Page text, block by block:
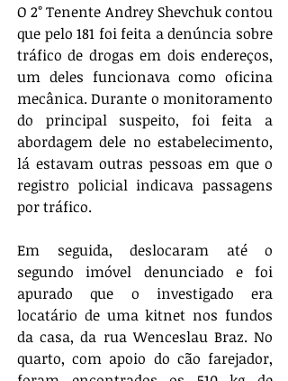
O 2° Tenente Andrey Shevchuk contou
que pelo 181 foi feita a denúncia sobre
tráfico de drogas em dois endereços,
um deles funcionava como oficina
mecânica. Durante o monitoramento
do principal suspeito, foi feita a
abordagem dele no estabelecimento,
lá estavam outras pessoas em que o
registro policial indicava passagens
por tráfico.
Em seguida, deslocaram até o
segundo imóvel denunciado e foi
apurado que o investigado era
locatário de uma kitnet nos fundos
da casa, da rua Wenceslau Braz. No
quarto, com apoio do cão farejador,